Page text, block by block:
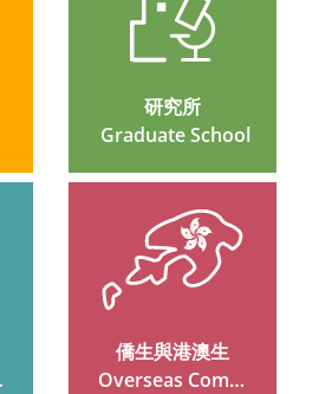
研究所
Graduate School
僑生與港澳生
Overseas Compa